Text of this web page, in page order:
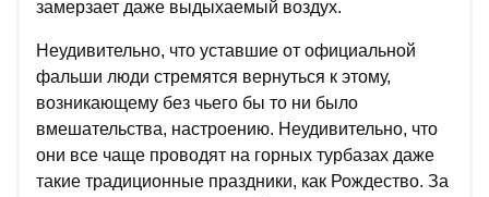
замерзает даже выдыхаемый воздух.
Неудивительно, что уставшие от официальной
фальши люди стремятся вернуться к этому,
возникающему без чьего бы то ни было
вмешательства, настроению. Неудивительно, что
они все чаще проводят на горных турбазах даже
такие традиционные праздники, как Рождество. За